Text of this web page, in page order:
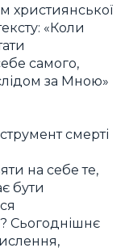
християнської
«Коли
самого,
за Мною»
смерті
на себе те,
бути
Сьогоднішнє